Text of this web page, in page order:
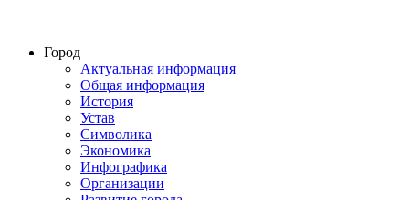
Город
Актуальная информация
Общая информация
История
Устав
Символика
Экономика
Инфографика
Организации